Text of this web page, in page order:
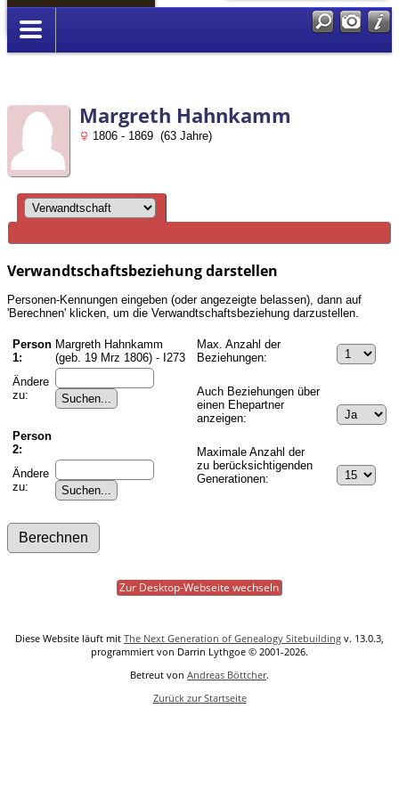
Anmelden
Margreth Hahnkamm
1806 - 1869 (63 Jahre)
Verwandtschaftsbeziehung darstellen
Personen-Kennungen eingeben (oder angezeigte belassen), dann auf
'Berechnen' klicken, um die Verwandtschaftsbeziehung darzustellen.
Person
1:
Margreth Hahnkamm
(geb. 19 Mrz 1806) - I273
Ändere
zu:
Person
2:
Ändere
zu:
Max. Anzahl der
Beziehungen:
Auch Beziehungen über
einen Ehepartner
anzeigen:
Maximale Anzahl der
zu berücksichtigenden
Generationen:
Zur Desktop-Webseite wechseln
Diese Website läuft mit The Next Generation of Genealogy Sitebuilding v. 13.0.3,
programmiert von Darrin Lythgoe © 2001-2026.
Betreut von Andreas Böttcher.
Zurück zur Startseite